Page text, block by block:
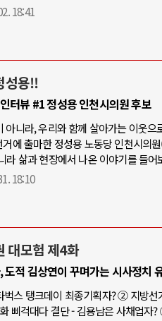
18:41
성용!!
터뷰 #1 정성용 인천시의원 후보
아니라, 우리와 함께 살아가는 이웃
에 출마한 정성용 노동당 인천시의
라 삶과 현장에서 나온 이야기를 들어
18:10
대모험 제4화
적 김상연이 꾸며가는 시사정치
스 탱크데이 최종기획자? ② 지방선
삐걱대다 결단 - 김용남은 사채업자